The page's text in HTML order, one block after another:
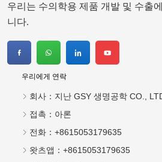
우리는 수의학용 제품 개발 및 수출
니다.
우리에게 연락
회사： 지난 GSY 생명공학 CO.,
접촉： 아론
전화： +8615053179635
왓츠앱： +8615053179635